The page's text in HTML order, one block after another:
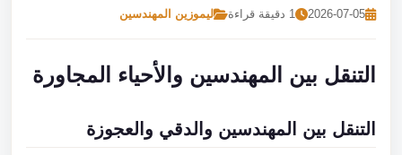
2026-07-05 1 دقيقة قراءة ليموزين المهندسين
التنقل بين المهندسين والأحياء المجاورة
التنقل بين المهندسين والدقي والعجوزة